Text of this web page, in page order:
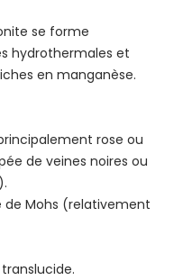
se forme
hydrothermales et
en manganèse.
rose ou
de veines noires ou
de Mohs (relativement